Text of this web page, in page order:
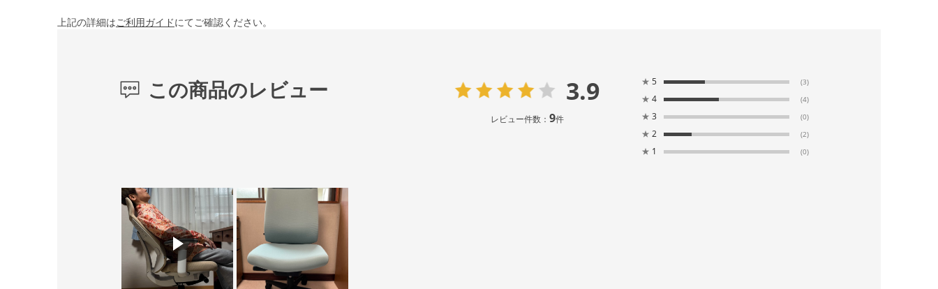
上記の詳細はご利用ガイドにてご確認ください。
この商品のレビュー 3.9
レビュー件数： 9件
★ 5 (3)
★ 4 (4)
★ 3 (0)
★ 2 (2)
★ 1 (0)